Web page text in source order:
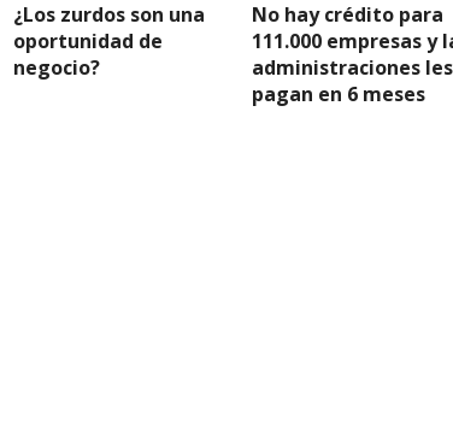
¿Los zurdos son una
oportunidad de
negocio?
No hay crédito para
111.000 empresas y
administraciones les
pagan en 6 meses